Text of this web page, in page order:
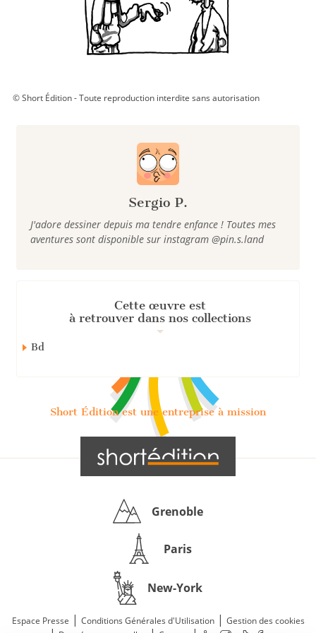
Sergio P.
J'adore dessiner depuis ma tendre enfance ! Toutes mes
aventures sont disponible sur instagram @pin.s.land
Cette œuvre est
à retrouver dans nos collections
Bd
© Short Édition - Toute reproduction interdite sans autorisation
Short Édition est une entreprise à mission
Grenoble
Paris
New-York
Espace Presse | Conditions Générales d'Utilisation| Gestion des cookies